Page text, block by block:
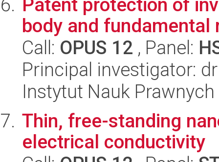
Patent protection of
body and fundamental
Call: OPUS 12 , Panel:
Principal investigator:
Instytut Nauk Prawnych
Thin, free-standing
electrical conductivity